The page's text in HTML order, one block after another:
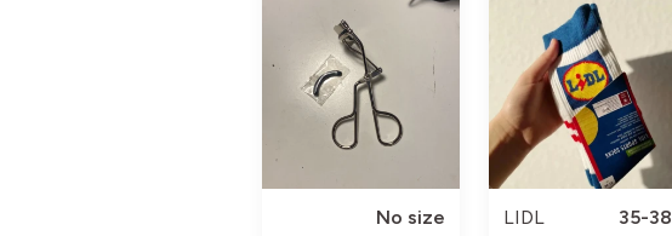
No size
LIDL
35-38